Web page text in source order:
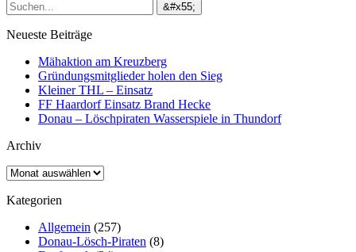
Neueste Beiträge
Mähaktion am Kreuzberg
Gründungsmitglieder holen den Sieg
Kleiner THL – Einsatz
FF Haardorf Einsatz Brand Hecke
Donau – Löschpiraten Wasserspiele in Thundorf
Archiv
Archiv
Kategorien
Allgemein (257)
Donau-Lösch-Piraten (8)